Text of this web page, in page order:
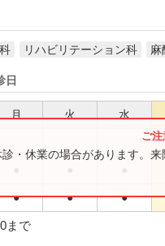
リハビリテーション科 麻
日
月 火 水
● ● ●
・休業の場合があります。
まで